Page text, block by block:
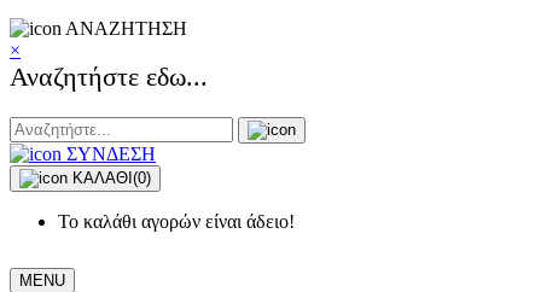
ΑΝΑΖΗΤΗΣΗ
×
Αναζητήστε εδω...
ΣΥΝΔΕΣΗ
ΚΑΛΑΘΙ (0)
Το καλάθι αγορών είναι άδειο!
MENU